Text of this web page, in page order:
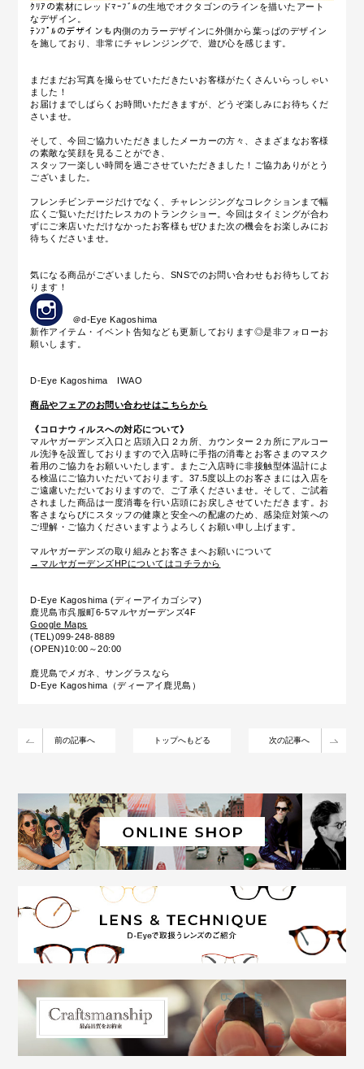
ｸﾘｱの素材にレッドﾏｰﾌﾞﾙの生地でオクタゴンのラインを描いたアート
なデザイン。
ﾃﾝﾌﾟﾙのデザインも内側のカラーデザインに外側から葉っぱのデザイン
を施しており、非常にチャレンジングで、遊び心を感じます。
まだまだお写真を撮らせていただきたいお客様がたくさんいらっしゃい
ました！
お届けまでしばらくお時間いただきますが、どうぞ楽しみにお待ちくだ
さいませ。
そして、今回 ご協力いただきましたメーカーの方々、さまざまなお客様
の素敵な笑顔を見ることができ、
スタッフ一楽しい時間を過ごさせていただきました！ご協力ありがとう
ございました。
フレンチビンテージだけでなく、チャレンジングなコレクションまで幅
広くご覧いただけたレスカのトランクショー。今回はタイミングが合わ
ずにご来店いただけなかったお客様もぜひまた次の機会をお楽しみにお
待ちくださいませ。
気になる商品がございましたら、SNSでのお問い合わせもお待ちしてお
ります！
＠d-Eye Kagoshima
新作アイテム・イベント告知なども更新しております◎是非フォローお
願いします。
D-Eye Kagoshima IWAO
商品やフェアのお問い合わせはこちらから
《コロナウィルスへの対応について》
マルヤガーデンズ入口と店頭入口２カ所、カウンター２カ所にアルコー
ル洗浄を設置しておりますので入店時に手指の消毒とお客さまのマスク
着用のご協力をお願いいたします。またご入店時に非接触型体温計によ
る検温にご協力いただいております。37.5度以上のお客さまには入店を
ご遠慮いただいておりますので、ご了承くださいませ。そして、ご試着
されました商品は一度消毒を行い店頭にお戻しさせていただきます。お
客さまならびにスタッフの健康と安全への配慮のため、感染症対策への
ご理解・ご協力くださいますようよろしくお願い申し上げます。
マルヤガーデンズの取り組みとお客さまへお願いについて
→マルヤガーデンズHPについてはコチラから
D-Eye Kagoshima (ディーアイカゴシマ)
鹿児島市呉服町6-5マルヤガーデンズ4F
Google Maps
(TEL)099-248-8889
(OPEN)10:00～20:00
鹿児島でメガネ、サングラスなら
D-Eye Kagoshima（ディーアイ鹿児島）
前の記事へ トップへもどる 次の記事へ